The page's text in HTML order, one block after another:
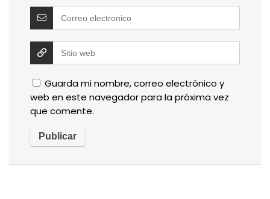
Guarda mi nombre, correo electrónico y
web en este navegador para la próxima vez
que comente.